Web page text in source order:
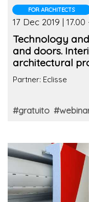
FOR ARCHITECTS
17 Dec 2019 | 17.00
Technology
and doors.
architectural
site
Partner: Eclisse
#gratuito